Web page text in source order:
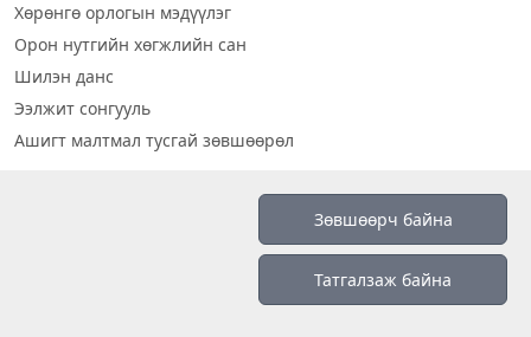
Хөрөнгө орлогын мэдүүлэг
Орон нутгийн хөгжлийн сан
Шилэн данс
Ээлжит сонгууль
Ашигт малтмал тусгай зөвшөөрөл
Зөвшөөрч байна
Татгалзаж байна